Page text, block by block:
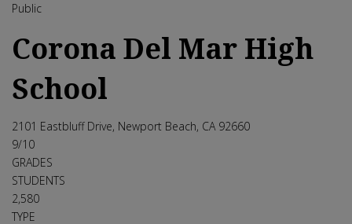
Public
Corona Del Mar High
School
2101 Eastbluff Drive, Newport Beach, CA 92660
9/10
GRADES
STUDENTS
2,580
TYPE